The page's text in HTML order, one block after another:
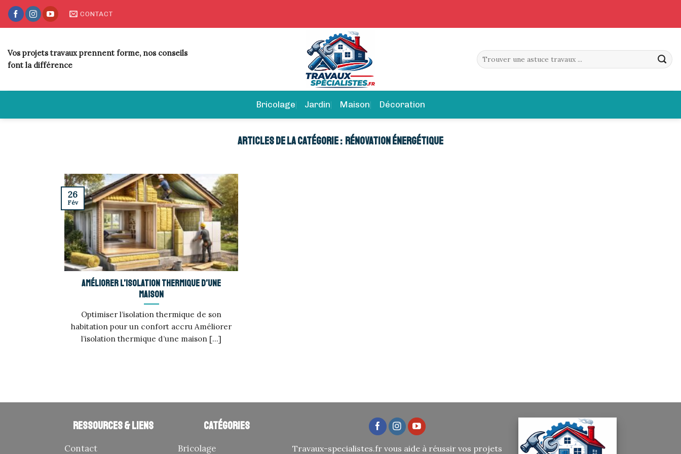
Skip
CONTACT
Vos projets travaux prennent forme, nos conseils
font la différence
Bricolage Jardin Maison Décoration
RÉNOVATION ÉNERGÉTIQUE
Améliorer l’isolation thermique d’une
maison
Optimiser l’isolation thermique de son
habitation pour un confort accru Améliorer
l’isolation thermique d’une maison [...]
26
Fév
Ressources & liens
Contact
Catégories
Bricolage Travaux-specialistes.fr vous aide à réussir vos projets